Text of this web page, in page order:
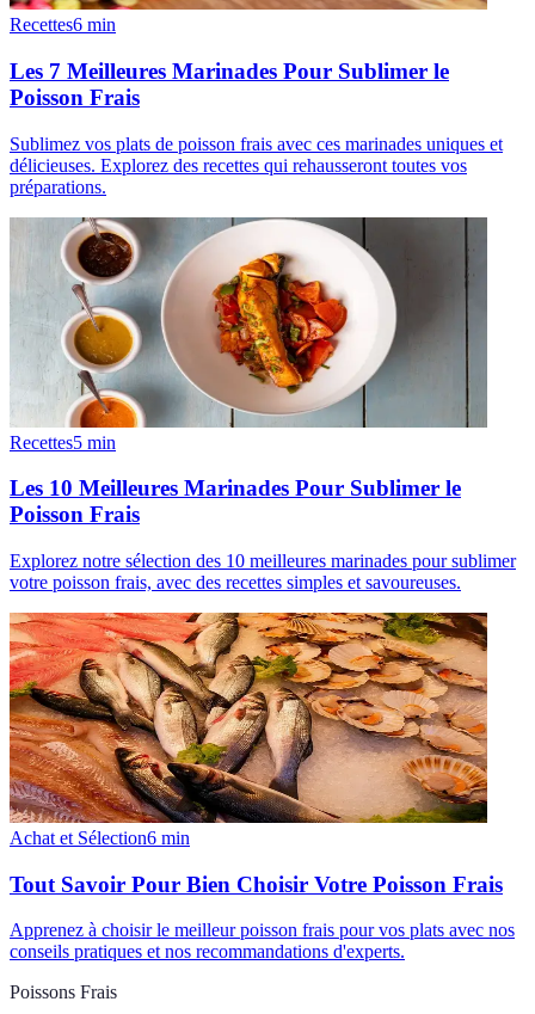
Recettes6 min
Les 7 Meilleures Marinades Pour Sublimer le
Poisson Frais
Sublimez vos plats de poisson frais avec ces marinades uniques et
délicieuses. Explorez des recettes qui rehausseront toutes vos
préparations.
Recettes5 min
Les 10 Meilleures Marinades Pour Sublimer le
Poisson Frais
Explorez notre sélection des 10 meilleures marinades pour sublimer
votre poisson frais, avec des recettes simples et savoureuses.
Achat et Sélection6 min
Tout Savoir Pour Bien Choisir Votre Poisson Frais
Apprenez à choisir le meilleur poisson frais pour vos plats avec nos
conseils pratiques et nos recommandations d'experts.
Poissons Frais